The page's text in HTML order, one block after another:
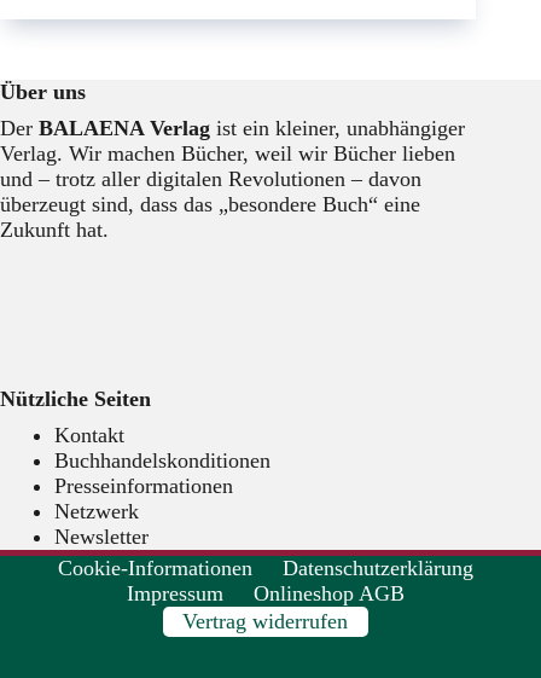
Über uns
Der BALAENA Verlag ist ein kleiner, unabhängiger
Verlag. Wir machen Bücher, weil wir Bücher lieben
und – trotz aller digitalen Revolutionen – davon
überzeugt sind, dass das „besondere Buch“ eine
Zukunft hat.
Nützliche Seiten
Kontakt
Buchhandelskonditionen
Presseinformationen
Netzwerk
Newsletter
Cookie-Informationen
Datenschutzerklärung
Impressum
Onlineshop AGB
Vertrag widerrufen